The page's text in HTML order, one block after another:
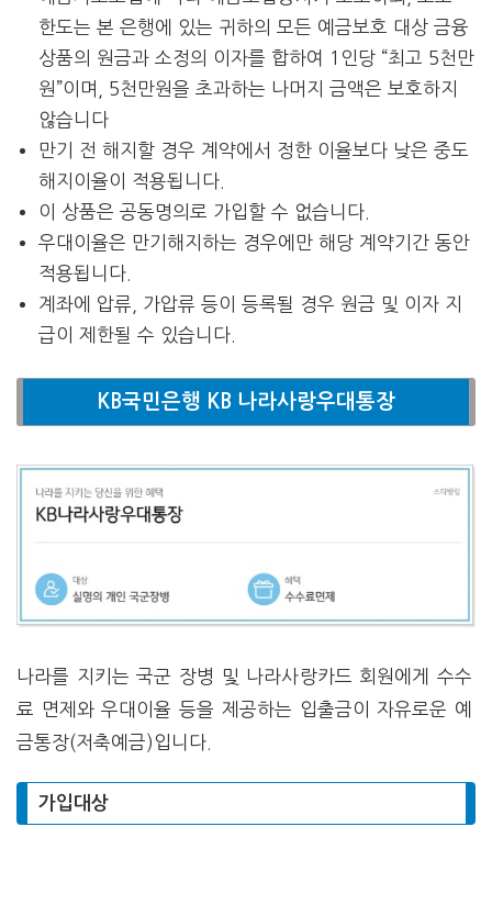
한도는 본 은행에 있는 귀하의 모든 예금보호 대상 금융
상품의 원금과 소정의 이자를 합하여 1인당 “최고 5천만
원”이며, 5천만원을 초과하는 나머지 금액은 보호하지
않습니다
만기 전 해지할 경우 계약에서 정한 이율보다 낮은 중도
해지이율이 적용됩니다.
이 상품은 공동명의로 가입할 수 없습니다.
우대이율은 만기해지하는 경우에만 해당 계약기간 동안
적용됩니다.
계좌에 압류, 가압류 등이 등록될 경우 원금 및 이자 지
급이 제한될 수 있습니다.
KB국민은행 KB 나라사랑우대통장
나라를 지키는 국군 장병 및 나라사랑카드 회원에게 수수
료 면제와 우대이율 등을 제공하는 입출금이 자유로운 예
금통장(저축예금)입니다.
가입대상